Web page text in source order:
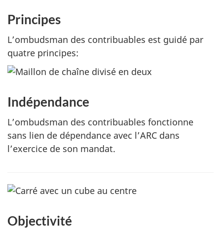
Principes
L’ombudsman des contribuables est guidé par
quatre principes:
Indépendance
L’ombudsman des contribuables fonctionne
sans lien de dépendance avec l’ARC dans
l’exercice de son mandat.
Objectivité